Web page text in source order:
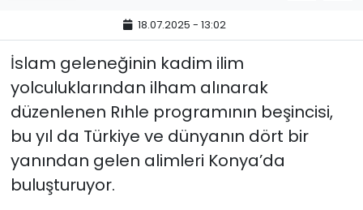
18.07.2025 - 13:02
İslam geleneğinin kadim ilim
yolculuklarından ilham alınarak
düzenlenen Rıhle programının beşincisi,
bu yıl da Türkiye ve dünyanın dört bir
yanından gelen alimleri Konya’da
buluşturuyor.